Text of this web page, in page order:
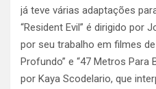
já teve várias adaptações
“Resident Evil” é dirigido por
por seu trabalho em filmes
Profundo” e “47 Metros Para
por Kaya Scodelario, que